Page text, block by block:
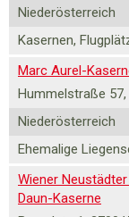
Niederösterreich
Kasernen,
Marc Aurel-
Hummelstraße 57,
Niederösterreich
Ehemalige
Wiener
Daun-Kaserne